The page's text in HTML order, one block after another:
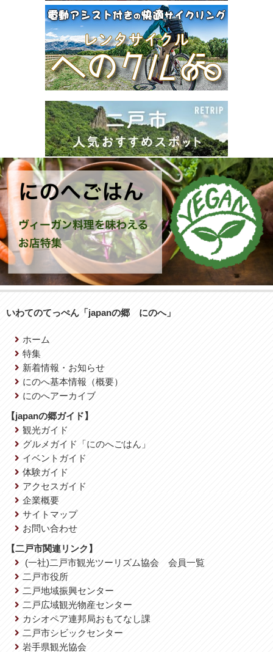
いわてのてっぺん「japanの郷 にのへ」
ホーム
特集
新着情報・お知らせ
にのへ基本情報（概要）
にのへアーカイブ
【japanの郷ガイド】
観光ガイド
グルメガイド「にのへごはん」
イベントガイド
体験ガイド
アクセスガイド
企業概要
サイトマップ
お問い合わせ
【二戸市関連リンク】
(一社)二戸市観光ツーリズム協会 会員一覧
二戸市役所
二戸地域振興センター
二戸広域観光物産センター
カシオペア連邦局おもてなし課
二戸市シビックセンター
岩手県観光協会